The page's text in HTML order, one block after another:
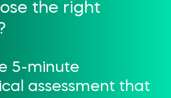
the right
5-minute
assessment that